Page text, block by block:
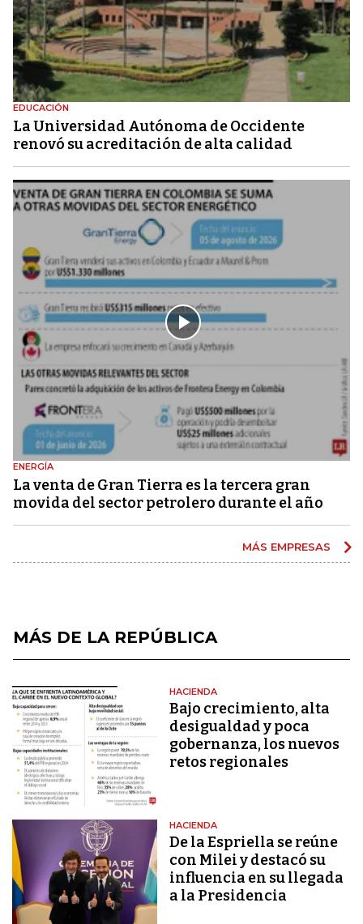
EDUCACIÓN
La Universidad Autónoma de Occidente
renovó su acreditación de alta calidad
ENERGÍA
La venta de Gran Tierra es la tercera gran
movida del sector petrolero durante el año
MÁS EMPRESAS
MÁS DE LA REPÚBLICA
HACIENDA
Bajo crecimiento, alta
desigualdad y poca
gobernanza, los nuevos
retos regionales
HACIENDA
De la Espriella se reúne
con Milei y destacó su
influencia en su llegada
a la Presidencia